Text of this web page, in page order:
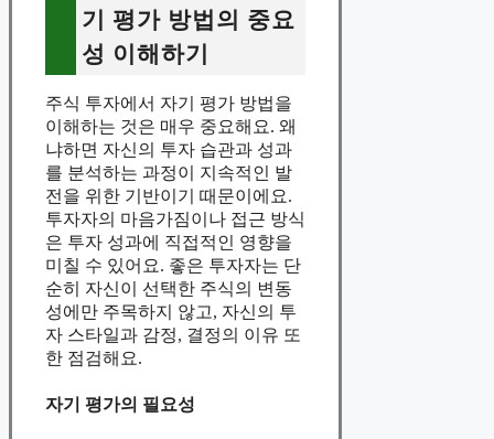
기 평가 방법의 중요
성 이해하기
주식 투자에서 자기 평가 방법을
이해하는 것은 매우 중요해요. 왜
냐하면 자신의 투자 습관과 성과
를 분석하는 과정이 지속적인 발
전을 위한 기반이기 때문이에요.
투자자의 마음가짐이나 접근 방식
은 투자 성과에 직접적인 영향을
미칠 수 있어요. 좋은 투자자는 단
순히 자신이 선택한 주식의 변동
성에만 주목하지 않고, 자신의 투
자 스타일과 감정, 결정의 이유 또
한 점검해요.
자기 평가의 필요성